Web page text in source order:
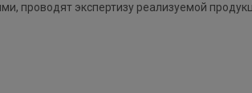
проводят экспертизу реализуемой